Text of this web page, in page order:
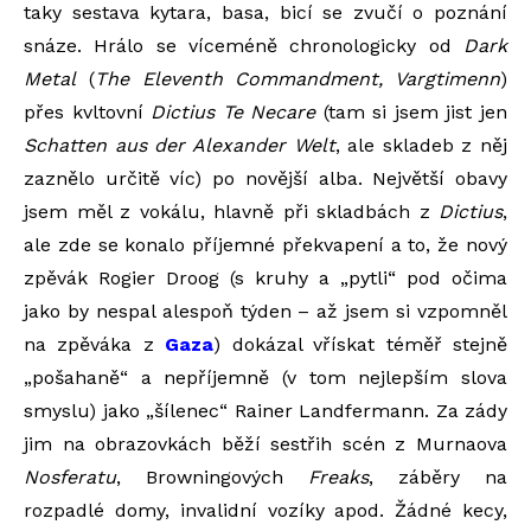
taky sestava kytara, basa, bicí se zvučí o poznání
snáze. Hrálo se víceméně chronologicky od Dark
Metal(The Eleventh Commandment, Vargtimenn)
přes kvltovní Dictius Te Necare(tam si jsem jist jen
Schatten aus der Alexander Welt, ale skladeb z něj
zaznělo určitě víc) po novější alba. Největší obavy
jsem měl z vokálu, hlavně při skladbách z Dictius,
ale zde se konalo příjemné překvapení a to, že nový
zpěvák Rogier Droog (s kruhy a „pytli“ pod očima
jako by nespal alespoň týden – až jsem si vzpomněl
na zpěváka z Gaza) dokázal vřískat téměř stejně
„pošahaně“ a nepříjemně (v tom nejlepším slova
smyslu) jako „šílenec“ Rainer Landfermann. Za zády
jim na obrazovkách běží sestřih scén z Murnaova
Nosferatu, Browningových Freaks, záběry na
rozpadlé domy, invalidní vozíky apod. Žádné kecy,